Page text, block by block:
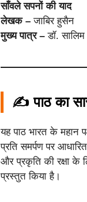
साँवले सपनों की याद
लेखक – जाबिर हुसैन
मुख्य पात्र – डॉ. सालिम
✍️ पाठ का
यह पाठ भारत के महान
प्रति समर्पण पर
और प्रकृति की रक्षा के
प्रस्तुत किया है।